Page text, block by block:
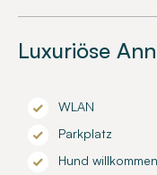
Luxuriöse
WLAN
Parkplatz
Hund willkommen